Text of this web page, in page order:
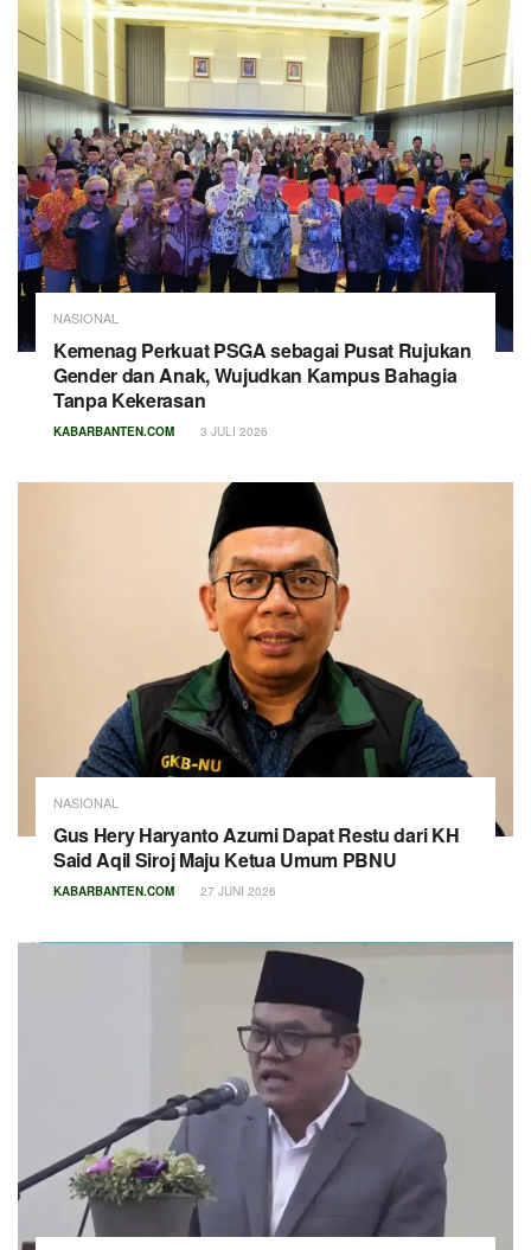
NASIONAL
Kemenag Perkuat PSGA sebagai Pusat Rujukan
Gender dan Anak, Wujudkan Kampus Bahagia
Tanpa Kekerasan
KABARBANTEN.COM 3 JULI 2026
NASIONAL
Gus Hery Haryanto Azumi Dapat Restu dari KH
Said Aqil Siroj Maju Ketua Umum PBNU
KABARBANTEN.COM 27 JUNI 2026